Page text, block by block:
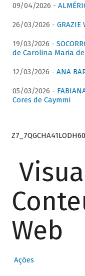
09/04/2026 -
26/03/2026 -
19/03/2026 -
de Carolina Maria de
12/03/2026 - ANA
05/03/2026 -
Cores de Caymmi
Web
Ações